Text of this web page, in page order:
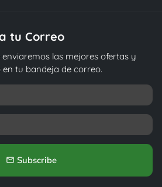
tu Correo
las mejores ofertas y
tu bandeja de correo.
email Subscribe